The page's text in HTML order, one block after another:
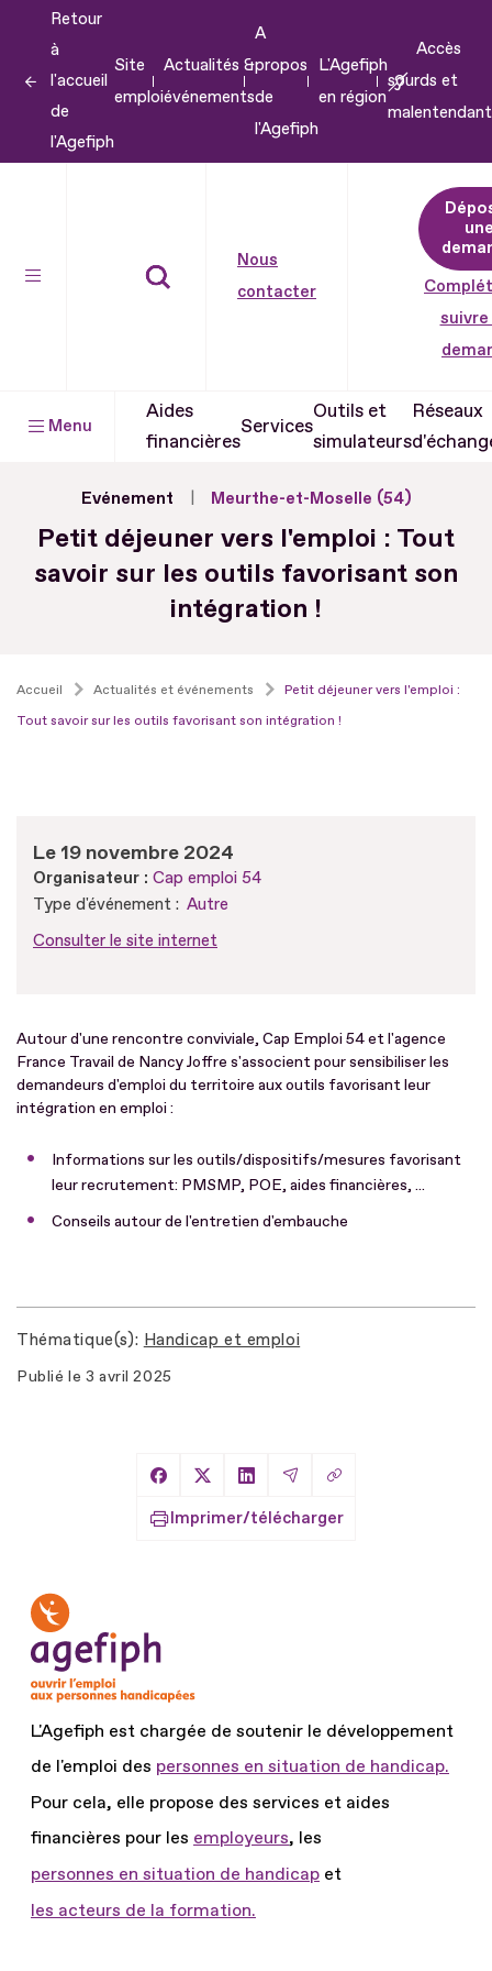
contenu
Retour
à
l'accueil
de
l'Agefiph
Site
emploi
Actualités &
événements
A
propos
de
l'Agefiph
L'Agefiph
en région
Accès
sourds et
Nous
contacter
suivre
Menu
Aides
financières
Services
Outils et
simulateurs
Réseaux
Evénement Meurthe-et-Moselle (54)
Petit déjeuner vers l'emploi : Tout
savoir sur les outils favorisant son
intégration !
Accueil Actualités et événements
Petit déjeuner vers l'emploi :
Tout savoir sur les outils favorisant son intégration !
Le 19 novembre 2024
Organisateur : Cap emploi 54
Type d'événement : Autre
Consulter le site internet
Autour d'une rencontre conviviale, Cap Emploi 54 et l'agence
France Travail de Nancy Joffre s'associent pour sensibiliser les
demandeurs d'emploi du territoire aux outils favorisant leur
intégration en emploi :
Informations sur les outils/dispositifs/mesures favorisant
leur recrutement: PMSMP, POE, aides financières, ...
Conseils autour de l'entretien d'embauche
Thématique(s) Handicap et emploi
Publié le 3 avril 2025
Partager sur Facebook
Partager sur X
Partager sur LinkedIn
Partager par Email
Copier le lien
Imprimer/télécharger
L'Agefiph est chargée de soutenir le développement
de l'emploi des personnes en situation de handicap.
Pour cela, elle propose des services et aides
financières pour les employeurs, les
personnes en situation de handicap et
les acteurs de la formation.